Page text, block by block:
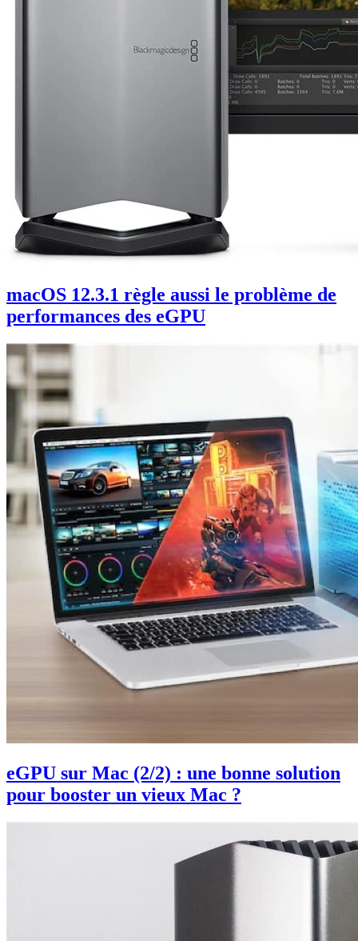
macOS 12.3.1 règle aussi le problème de
performances des eGPU
eGPU sur Mac (2/2) : une bonne solution
pour booster un vieux Mac ?